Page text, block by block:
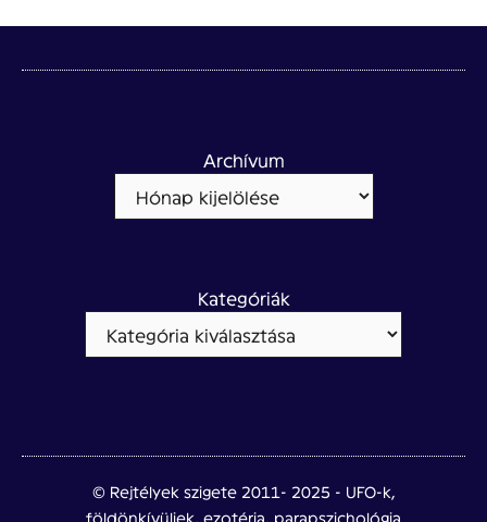
Archívum
Kategóriák
© Rejtélyek szigete 2011- 2025 - UFO-k,
földönkívüliek, ezotéria, parapszichológia